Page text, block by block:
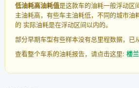
低油耗高油耗值是这款车的油耗一般浮动区
主油耗高，有些车主油耗低，不同的城市油
的 实际油耗是在浮动区间以内的。
部分早期车型有些样本没有总里程数据，已
查看整个车系的油耗报告，请点击这里: 楼